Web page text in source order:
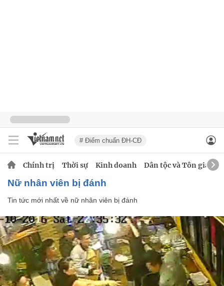
# Điểm chuẩn ĐH-CĐ
Chính trị Thời sự Kinh doanh Dân tộc và Tôn giáo
nữ nhân viên bị đánh
Tin tức mới nhất về nữ nhân viên bị đánh